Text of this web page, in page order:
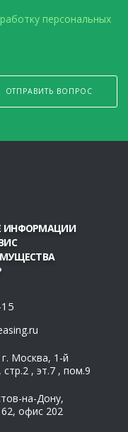
персональных
ОТПРАВИТЬ ВОПРОС
ИНФОРМАЦИИ
г. Москва, 1-й
, эт.7 , пом.9
на-Дону,
офис 202